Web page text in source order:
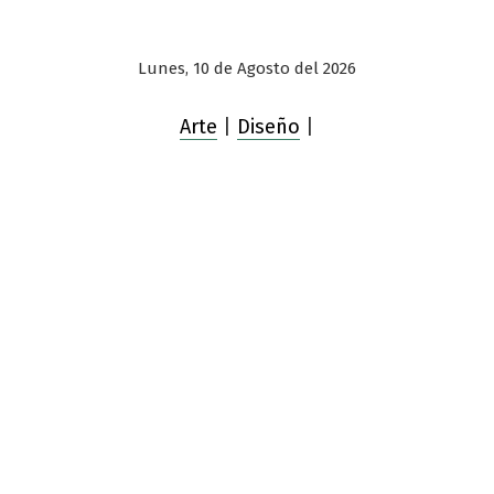
Lunes, 10 de Agosto del 2026
Arte Diseño